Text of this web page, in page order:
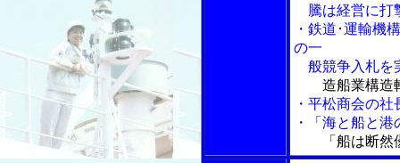
騰は経営に打
・鉄道･運輸機
の一
般競争入札を
造船業構造
・平松商会の
・「海と船と
「船は断然